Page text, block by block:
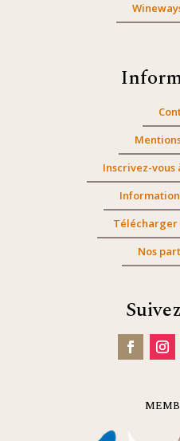
Inscrivez-
Télécharger
Nos